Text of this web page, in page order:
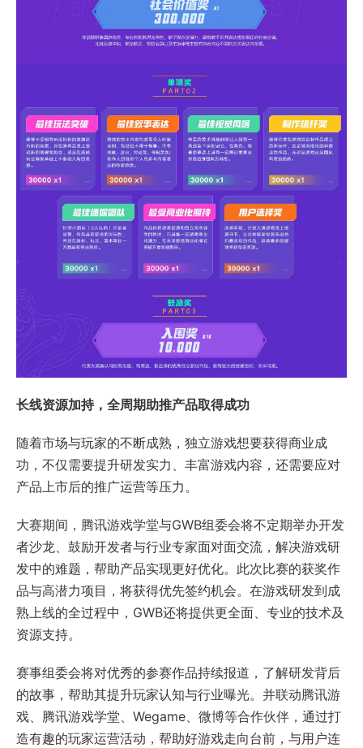
长线资源加持，全周期助推产品取得成功
随着市场与玩家的不断成熟，独立游戏想要获得商业成
功，不仅需要提升研发实力、丰富游戏内容，还需要应对
产品上市后的推广运营等压力。
大赛期间，腾讯游戏学堂与GWB组委会将不定期举办开发
者沙龙、鼓励开发者与行业专家面对面交流，解决游戏研
发中的难题，帮助产品实现更好优化。此次比赛的获奖作
品与高潜力项目，将获得优先签约机会。在游戏研发到成
熟上线的全过程中，GWB还将提供更全面、专业的技术及
资源支持。
赛事组委会将对优秀的参赛作品持续报道，了解研发背后
的故事，帮助其提升玩家认知与行业曝光。并联动腾讯游
戏、腾讯游戏学堂、Wegame、微博等合作伙伴，通过打
造有趣的玩家运营活动，帮助好游戏走向台前，与用户连